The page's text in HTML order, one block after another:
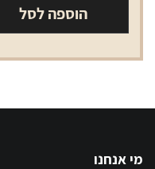
כחול
long
הוספה לסל
מי אנחנו